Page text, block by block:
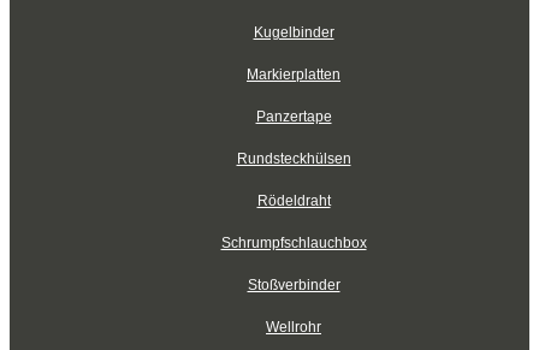
Kugelbinder
Markierplatten
Panzertape
Rundsteckhülsen
Rödeldraht
Schrumpfschlauchbox
Stoßverbinder
Wellrohr